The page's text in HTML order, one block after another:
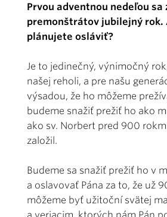
Prvou adventnou nedeľou sa
premonštrátov jubilejný rok.
plánujete osláviť?
Je to jedinečný, výnimočný
našej reholi, a pre našu
výsadou, že ho môžeme
budeme snažiť prežiť ho ako
ako sv. Norbert pred 900
založil.
Budeme sa snažiť prežiť ho v
a oslavovať Pána za to, že už
môžeme byť užitoční svätej